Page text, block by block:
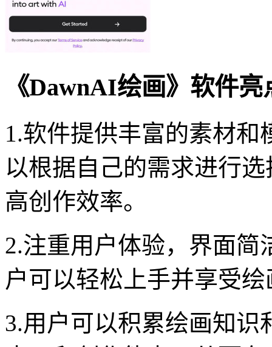
《DawnAI绘画》软件亮
1.软件提供丰富的素材
以根据自己的需求进行
高创作效率。
2.注重用户体验，界面
户可以轻松上手并享受
3.用户可以积累绘画知